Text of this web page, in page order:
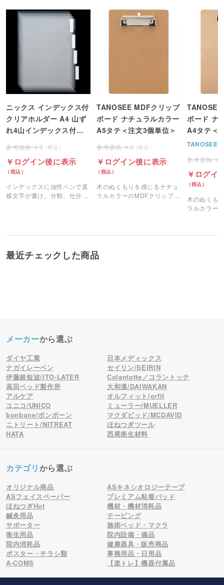
ニックス インデックス付
クリアホルダー A4 山ず
れ4山インデックス付
組)＜注文2パック単位＞
0
ログイン後に表示
インデックスに油性ペンで直
接文字が書け、分類、仕分け
TANOSEE MDFクリップ
ボード ナチュラルカラー
A5タテ＜注文3個単位＞
0
ログイン後に表示
木のぬくもりを感じるナチュ
ラルカラーのMDFクリップボ
ボード ナ
A4タテ＜
TANOSEE
ログイ
木のぬくも
ラルカラー
最近チェックした商品
メーカーから選ぶ
ダイヤ工業
日本メディックス
ナガイレーベン
セイリン/SEIRIN
伊藤超短波/ITO-LATER
Colantotte／コラントッテ
高田ベッド製作所
大和漢/DAIWAKAN
アルケア
オルフィット/orfit
ユニコ/UNICO
ミューラー/MUELLER
bonbone/ボンボーン
マクダビッド/MCDAVID
ニトリート/NITREAT
ほねつぎツール
HATA
西尾衛生材料
カテゴリから選ぶ
オリジナル商品
ASキネシオロジーテープ
ASフェイスペーパー
プレミアム粘着パッド
ほねつぎHot
機材・機材消耗品
鍼灸用品
テーピング
サポーター
施術ベッド・マクラ
衛生用品
院内設備・備品
院内消耗品
健康器具・販売商品
ポスター・チラシ類
事務用品・日用品
A-COMS
【楽トレ】機器付属品